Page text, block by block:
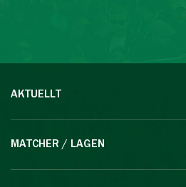
AKTUELLT
MATCHER / LAGEN